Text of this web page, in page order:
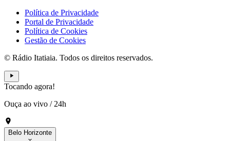
Política de Privacidade
Portal de Privacidade
Política de Cookies
Gestão de Cookies
© Rádio Itatiaia. Todos os direitos reservados.
Tocando agora!
Ouça ao vivo / 24h
Belo Horizonte